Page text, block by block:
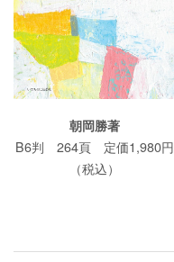
朝岡勝著
B6判 264頁 定価1,980円
（税込）